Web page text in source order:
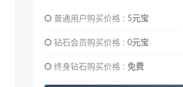
普通用户购买价格 : 5元宝
钻石会员购买价格 : 0元宝
终身钻石购买价格 : 免费